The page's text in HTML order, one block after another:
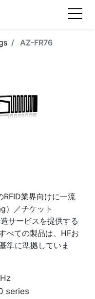
AZ-FR76
業界向けに一流
）／チケット
サービスを提供する
べての製品は、HFお
準に準拠していま
series